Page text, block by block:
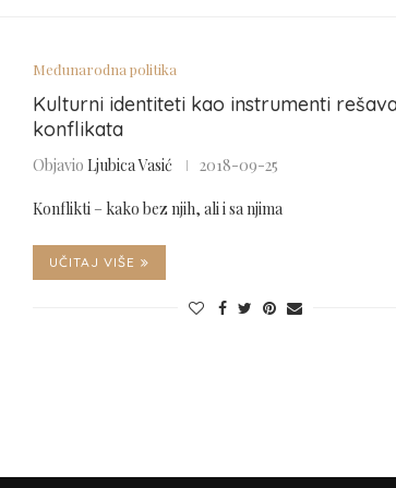
Međunarodna politika
Kulturni identiteti kao instrumenti
konflikata
ObjavioLjubica Vasić 2018-09-25
Konflikti – kako bez njih, ali i sa njima
UČITAJ VIŠE